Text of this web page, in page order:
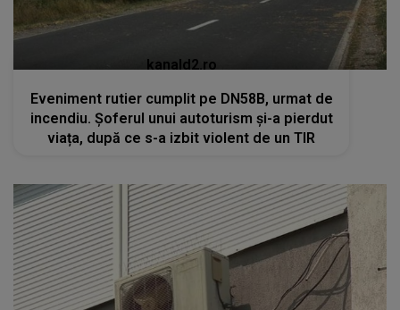
kanald2.ro
Eveniment rutier cumplit pe DN58B, urmat de
incendiu. Șoferul unui autoturism și-a pierdut
viața, după ce s-a izbit violent de un TIR